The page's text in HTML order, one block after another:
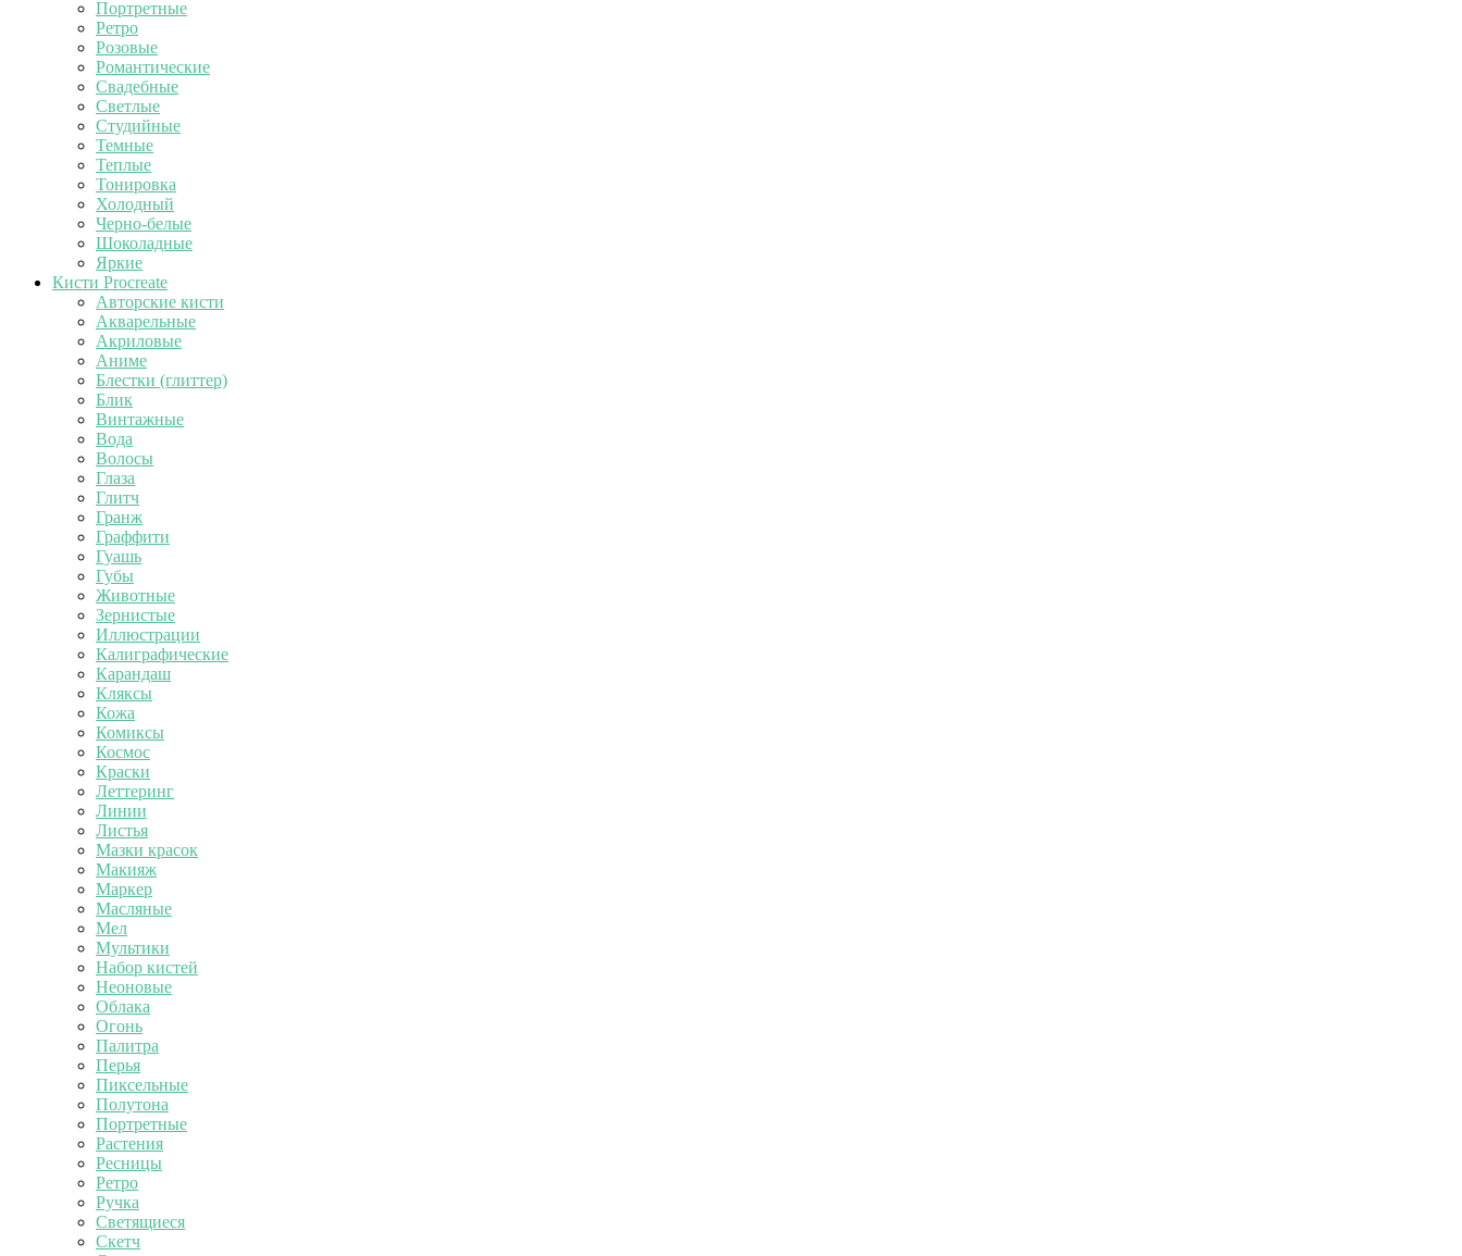
Портретные
Ретро
Розовые
Романтические
Свадебные
Светлые
Студийные
Темные
Теплые
Тонировка
Холодный
Черно-белые
Шоколадные
Яркие
Кисти Procreate
Авторские кисти
Акварельные
Акриловые
Аниме
Блестки (глиттер)
Блик
Винтажные
Вода
Волосы
Глаза
Глитч
Гранж
Граффити
Гуашь
Губы
Животные
Зернистые
Иллюстрации
Калиграфические
Карандаш
Кляксы
Кожа
Комиксы
Космос
Краски
Леттеринг
Линии
Листья
Мазки красок
Макияж
Маркер
Масляные
Мел
Мультики
Набор кистей
Неоновые
Облака
Огонь
Палитра
Перья
Пиксельные
Полутона
Портретные
Растения
Ресницы
Ретро
Ручка
Светящиеся
Скетч